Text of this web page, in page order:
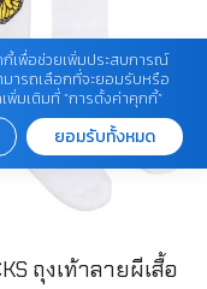
ถุงเท้าลายผีเสื้อ
กี้เพื่อช่วยเพิ่มประสบการณ์
มารถเลือกที่จะยอมรับหรือ
พิ่มเติมที่ “การตั้งค่าคุกกี้”
ยอมรับทั้งหมด